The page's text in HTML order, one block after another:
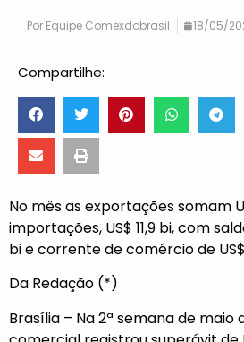
Por Equipe Comexdobrasil 18/05/
Compartilhe:
No mês as exportações somam
importações, US$ 11,9 bi, com
bi e corrente de comércio de
Da Redação (*)
Brasília – Na 2ª semana de maio